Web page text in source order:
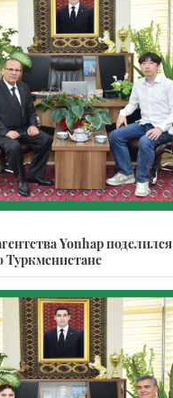
Yonhap поделился
Туркменистане